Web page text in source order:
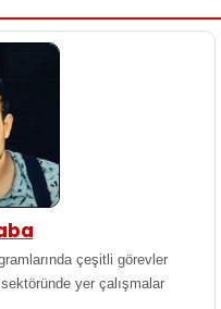
çeşitli görevler
yer çalışmalar